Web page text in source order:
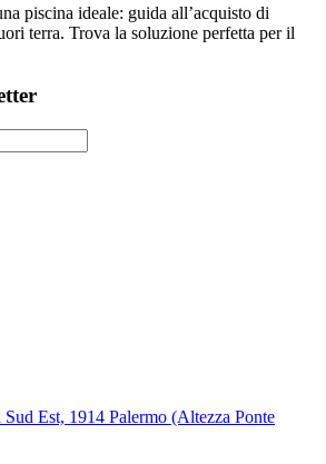
piscina ideale: guida all’acquisto di
terra. Trova la soluzione perfetta per il
Est, 1914 Palermo (Altezza Ponte